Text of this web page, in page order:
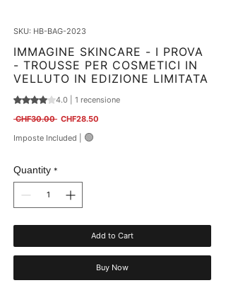
SKU: HB-BAG-2023
IMMAGINE SKINCARE - I PROVA
- TROUSSE PER COSMETICI IN
VELLUTO IN EDIZIONE LIMITATA
Sulla base di 1 recensione, la valutazione è 4.0 su cinque
4.0 | 1 recensione
CHF30.00 Regular Price
CHF28.50
Imposte Included
🟢
Quantity *
Add to Cart
Buy Now